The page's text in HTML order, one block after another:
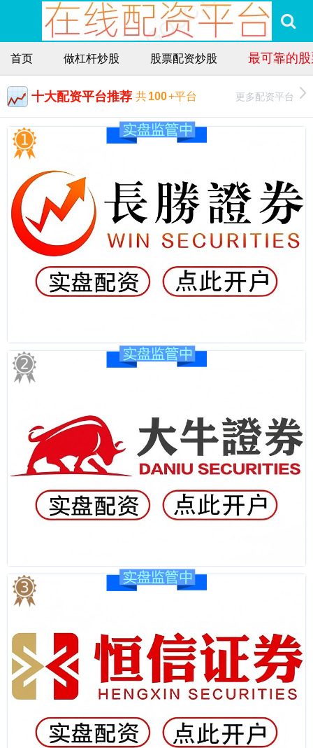
首页 做杠杆炒股 股票配资炒股 最可靠的
十大配资平台推荐 共100+平台 更多配资平台